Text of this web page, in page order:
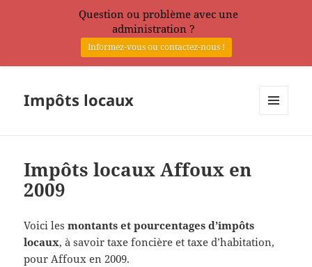
Impôts locaux
Impôts locaux Affoux en
2009
Voici lesmontants et pourcentages d’impôts
locaux, à savoir taxe foncière et taxe d’habitation,
pour Affoux en 2009.
Question ou problème avec une
administration ?
Informez-vous ou contactez-nous !